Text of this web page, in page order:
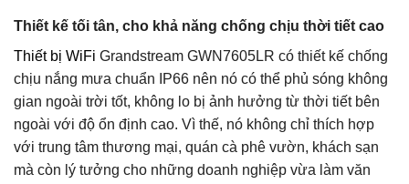
Thiết kế tối tân, cho khả năng chống chịu thời tiết cao
Thiết bị WiFi Grandstream GWN7605LR có thiết kế chống
chịu nắng mưa chuẩn IP66 nên nó có thể phủ sóng không
gian ngoài trời tốt, không lo bị ảnh hưởng từ thời tiết bên
ngoài với độ ổn định cao. Vì thế, nó không chỉ thích hợp
với trung tâm thương mại, quán cà phê vườn, khách sạn
mà còn lý tưởng cho những doanh nghiệp vừa làm văn